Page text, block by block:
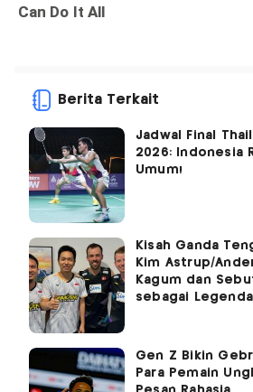
Berita Terkait
Jadwal Final
2026: Indonesia
Umum!
Kisah Ganda
Kim Astrup/
Kagum dan
sebagai
Gen Z Bikin
Para Pemain